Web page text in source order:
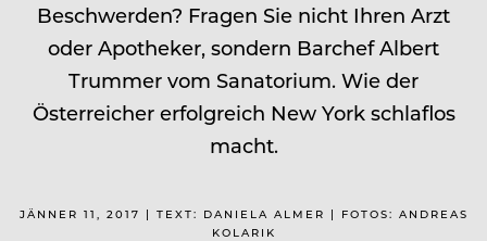
Beschwerden? Fragen Sie nicht Ihren Arzt
oder Apotheker, sondern Barchef Albert
Trummer vom Sanatorium. Wie der
Österreicher erfolgreich New York schlaflos
macht.
JÄNNER 11, 2017 | TEXT: DANIELA ALMER | FOTOS: ANDREAS
KOLARIK